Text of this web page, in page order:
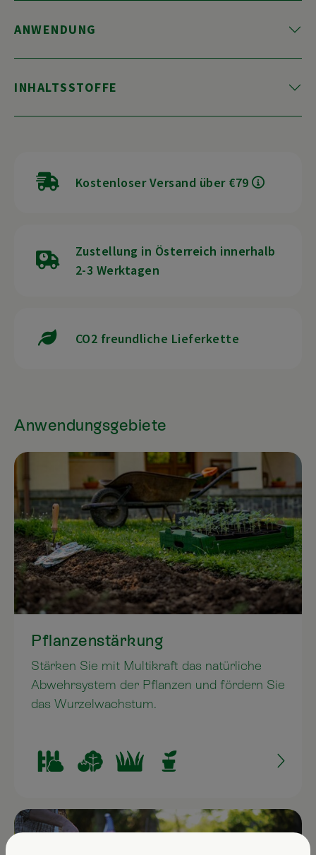
ANWENDUNG
INHALTSSTOFFE
Kostenloser Versand über €79
Zustellung in Österreich innerhalb
2-3 Werktagen
CO2 freundliche Lieferkette
Anwendungsgebiete
Pflanzenstärkung
Stärken Sie mit Multikraft das natürliche
Abwehrsystem der Pflanzen und fördern Sie
das Wurzelwachstum.